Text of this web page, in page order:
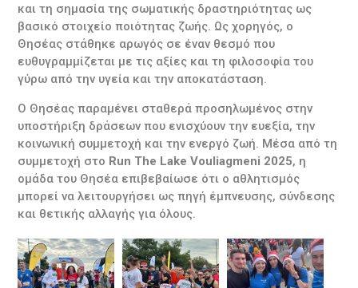
και τη σημασία της σωματικής δραστηριότητας ως
βασικό στοιχείο ποιότητας ζωής. Ως χορηγός, ο
Θησέας στάθηκε αρωγός σε έναν θεσμό που
ευθυγραμμίζεται με τις αξίες και τη φιλοσοφία του
γύρω από την υγεία και την αποκατάσταση.
Ο Θησέας παραμένει σταθερά προσηλωμένος στην
υποστήριξη δράσεων που ενισχύουν την ευεξία, την
κοινωνική συμμετοχή και την ενεργό ζωή. Μέσα από τη
συμμετοχή στο Run The Lake Vouliagmeni 2025, η
ομάδα του Θησέα επιβεβαίωσε ότι ο αθλητισμός
μπορεί να λειτουργήσει ως πηγή έμπνευσης, σύνδεσης
και θετικής αλλαγής για όλους.